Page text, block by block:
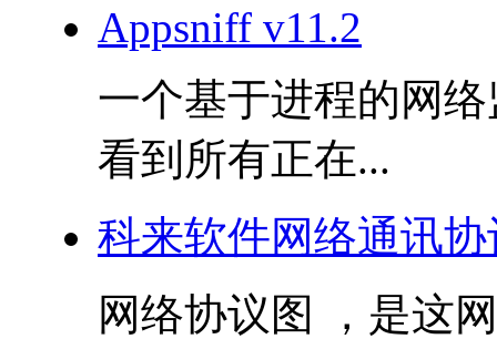
Appsniff v11.2
一个基于进程的网
看到所有正在...
科来软件网络通讯
网络协议图 ，是这